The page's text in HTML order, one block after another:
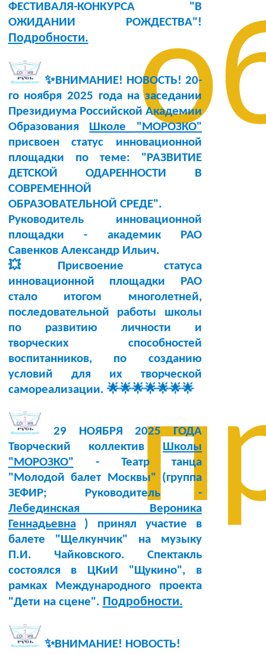
ФЕСТИВАЛЯ-КОНКУРСА "В
ОЖИДАНИИ РОЖДЕСТВА"!
Подробности.
✨ВНИМАНИЕ! НОВОСТЬ! 20-
го ноября 2025 годана заседании
Президиума Российской Академии
Образования Школе "МОРОЗКО"
присвоен статус инновационной
площадки по теме: "РАЗВИТИЕ
ДЕТСКОЙ ОДАРЕННОСТИ В
СОВРЕМЕННОЙ
ОБРАЗОВАТЕЛЬНОЙ СРЕДЕ".
Руководитель инновационной
площадки - академик РАО
Савенков Александр Ильич.
💥Присвоение статуса
инновационной площадки РАО
стало итогом многолетней,
последовательной работы школы
по развитию личности и
творческих способностей
воспитанников, по созданию
условий для их творческой
самореализации. 🌟🌟🌟🌟🌟🌟🌟
29 НОЯБРЯ 2025 ГОДА
Творческий коллектив Школы
"МОРОЗКО" - Театр танца
"Молодой балет Москвы" (группа
ЗЕФИР; Руководитель -
Лебединская Вероника
Геннадьевна) принял участие в
балете "Щелкунчик" на музыку
П.И. Чайковского. Спектакль
состоялся в ЦКиИ "Щукино", в
рамках Международного проекта
"Дети на сцене". Подробности.
✨ВНИМАНИЕ! НОВОСТЬ!